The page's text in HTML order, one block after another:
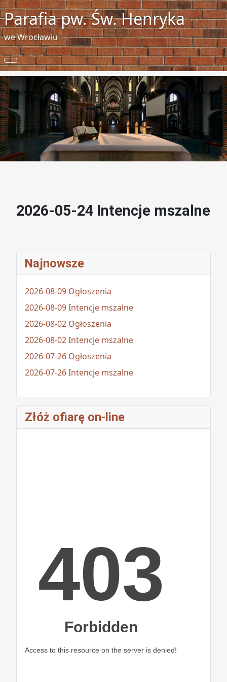
Parafia pw. Św. Henryka
we Wrocławiu
Najnowsze
2026-08-09 Ogłoszenia
2026-08-09 Intencje mszalne
2026-08-02 Ogłoszenia
2026-08-02 Intencje mszalne
2026-07-26 Ogłoszenia
2026-07-26 Intencje mszalne
Złóż ofiarę on-line
2026-05-24 Intencje mszalne